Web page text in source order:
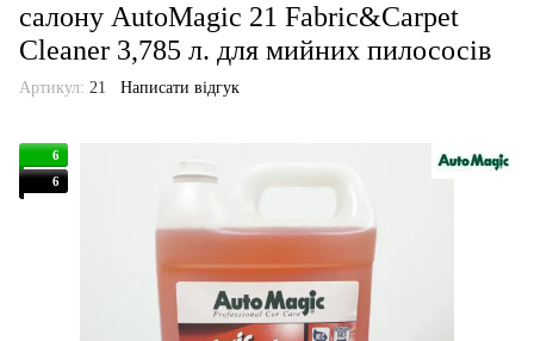
салону AutoMagic 21 Fabric&Carpet
Cleaner 3,785 л. для мийних пилососів
Артикул: 21 Написати відгук
6
6